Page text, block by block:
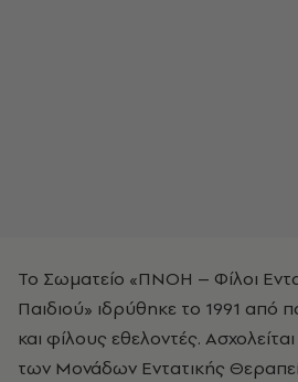
Το Σωματείο «ΠΝΟΗ – Φίλοι
Παιδιού» ιδρύθηκε το 1991 από
και φίλους εθελοντές.
των Μονάδων Εντατικής